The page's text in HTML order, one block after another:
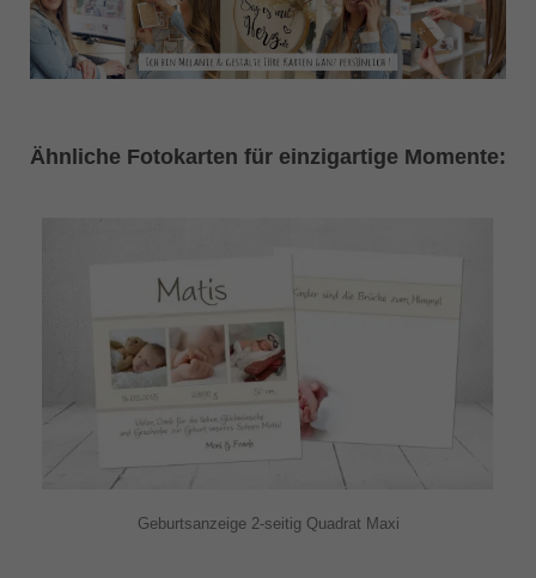
Ähnliche Fotokarten für einzigartige Momente:
Geburtsanzeige 2-seitig Quadrat Maxi